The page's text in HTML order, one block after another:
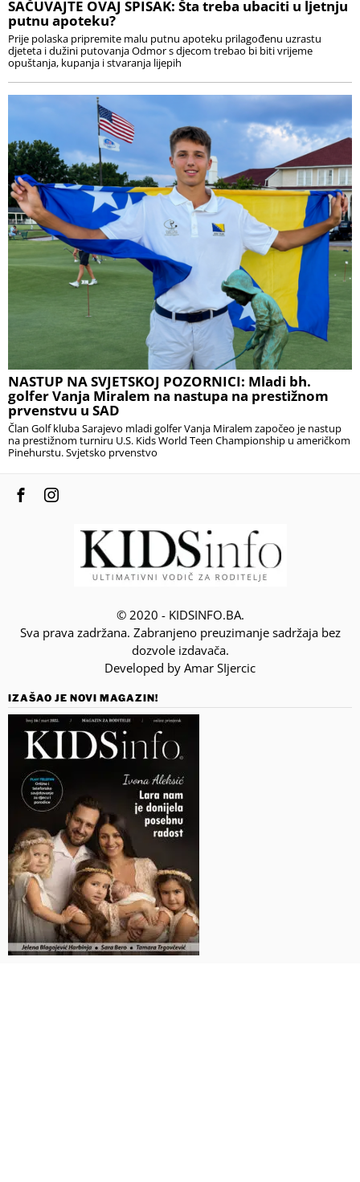
SAČUVAJTE OVAJ SPISAK: Šta treba ubaciti u ljetnju
putnu apoteku?
Prije polaska pripremite malu putnu apoteku prilagođenu uzrastu
djeteta i dužini putovanja Odmor s djecom trebao bi biti vrijeme
opuštanja, kupanja i stvaranja lijepih
NASTUP NA SVJETSKOJ POZORNICI: Mladi bh.
golfer Vanja Miralem na nastupa na prestižnom
prvenstvu u SAD
Član Golf kluba Sarajevo mladi golfer Vanja Miralem započeo je nastup
na prestižnom turniru U.S. Kids World Teen Championship u američkom
Pinehurstu. Svjetsko prvenstvo
© 2020 - KIDSINFO.BA.
Sva prava zadržana. Zabranjeno preuzimanje sadržaja bez
dozvole izdavača.
Developed by Amar SIjercic
IZAŠAO JE NOVI MAGAZIN!